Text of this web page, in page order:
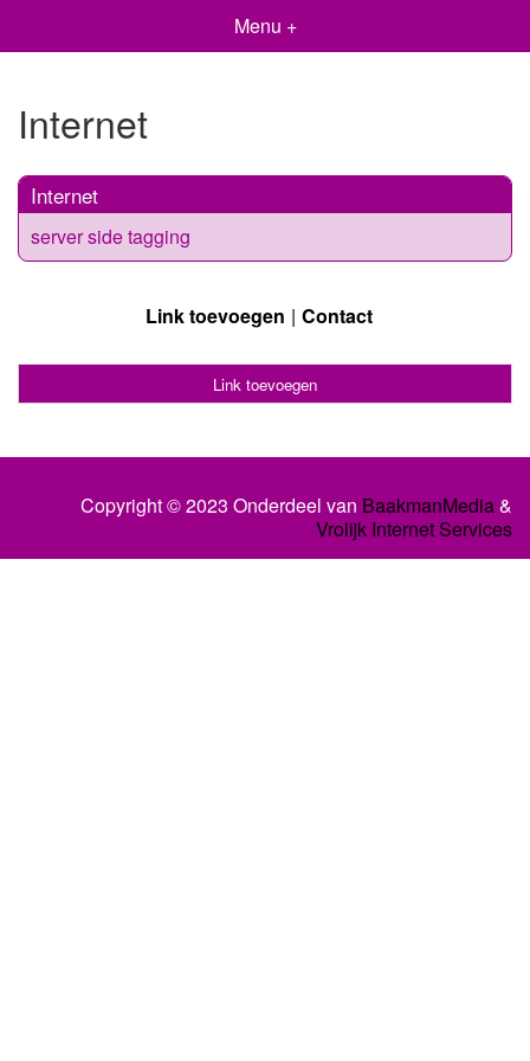
Menu +
Internet
Internet
server side tagging
Link toevoegen Contact
Link toevoegen
Copyright © 2023 Onderdeel van BaakmanMedia&
Vrolijk Internet Services